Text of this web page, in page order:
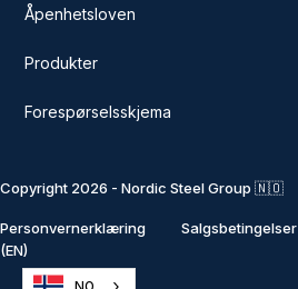
Åpenhetsloven
Produkter
Forespørselsskjema
Copyright 2026 - Nordic Steel Group 🇳🇴
Personvernerklæring Salgsbetingelser
(EN)